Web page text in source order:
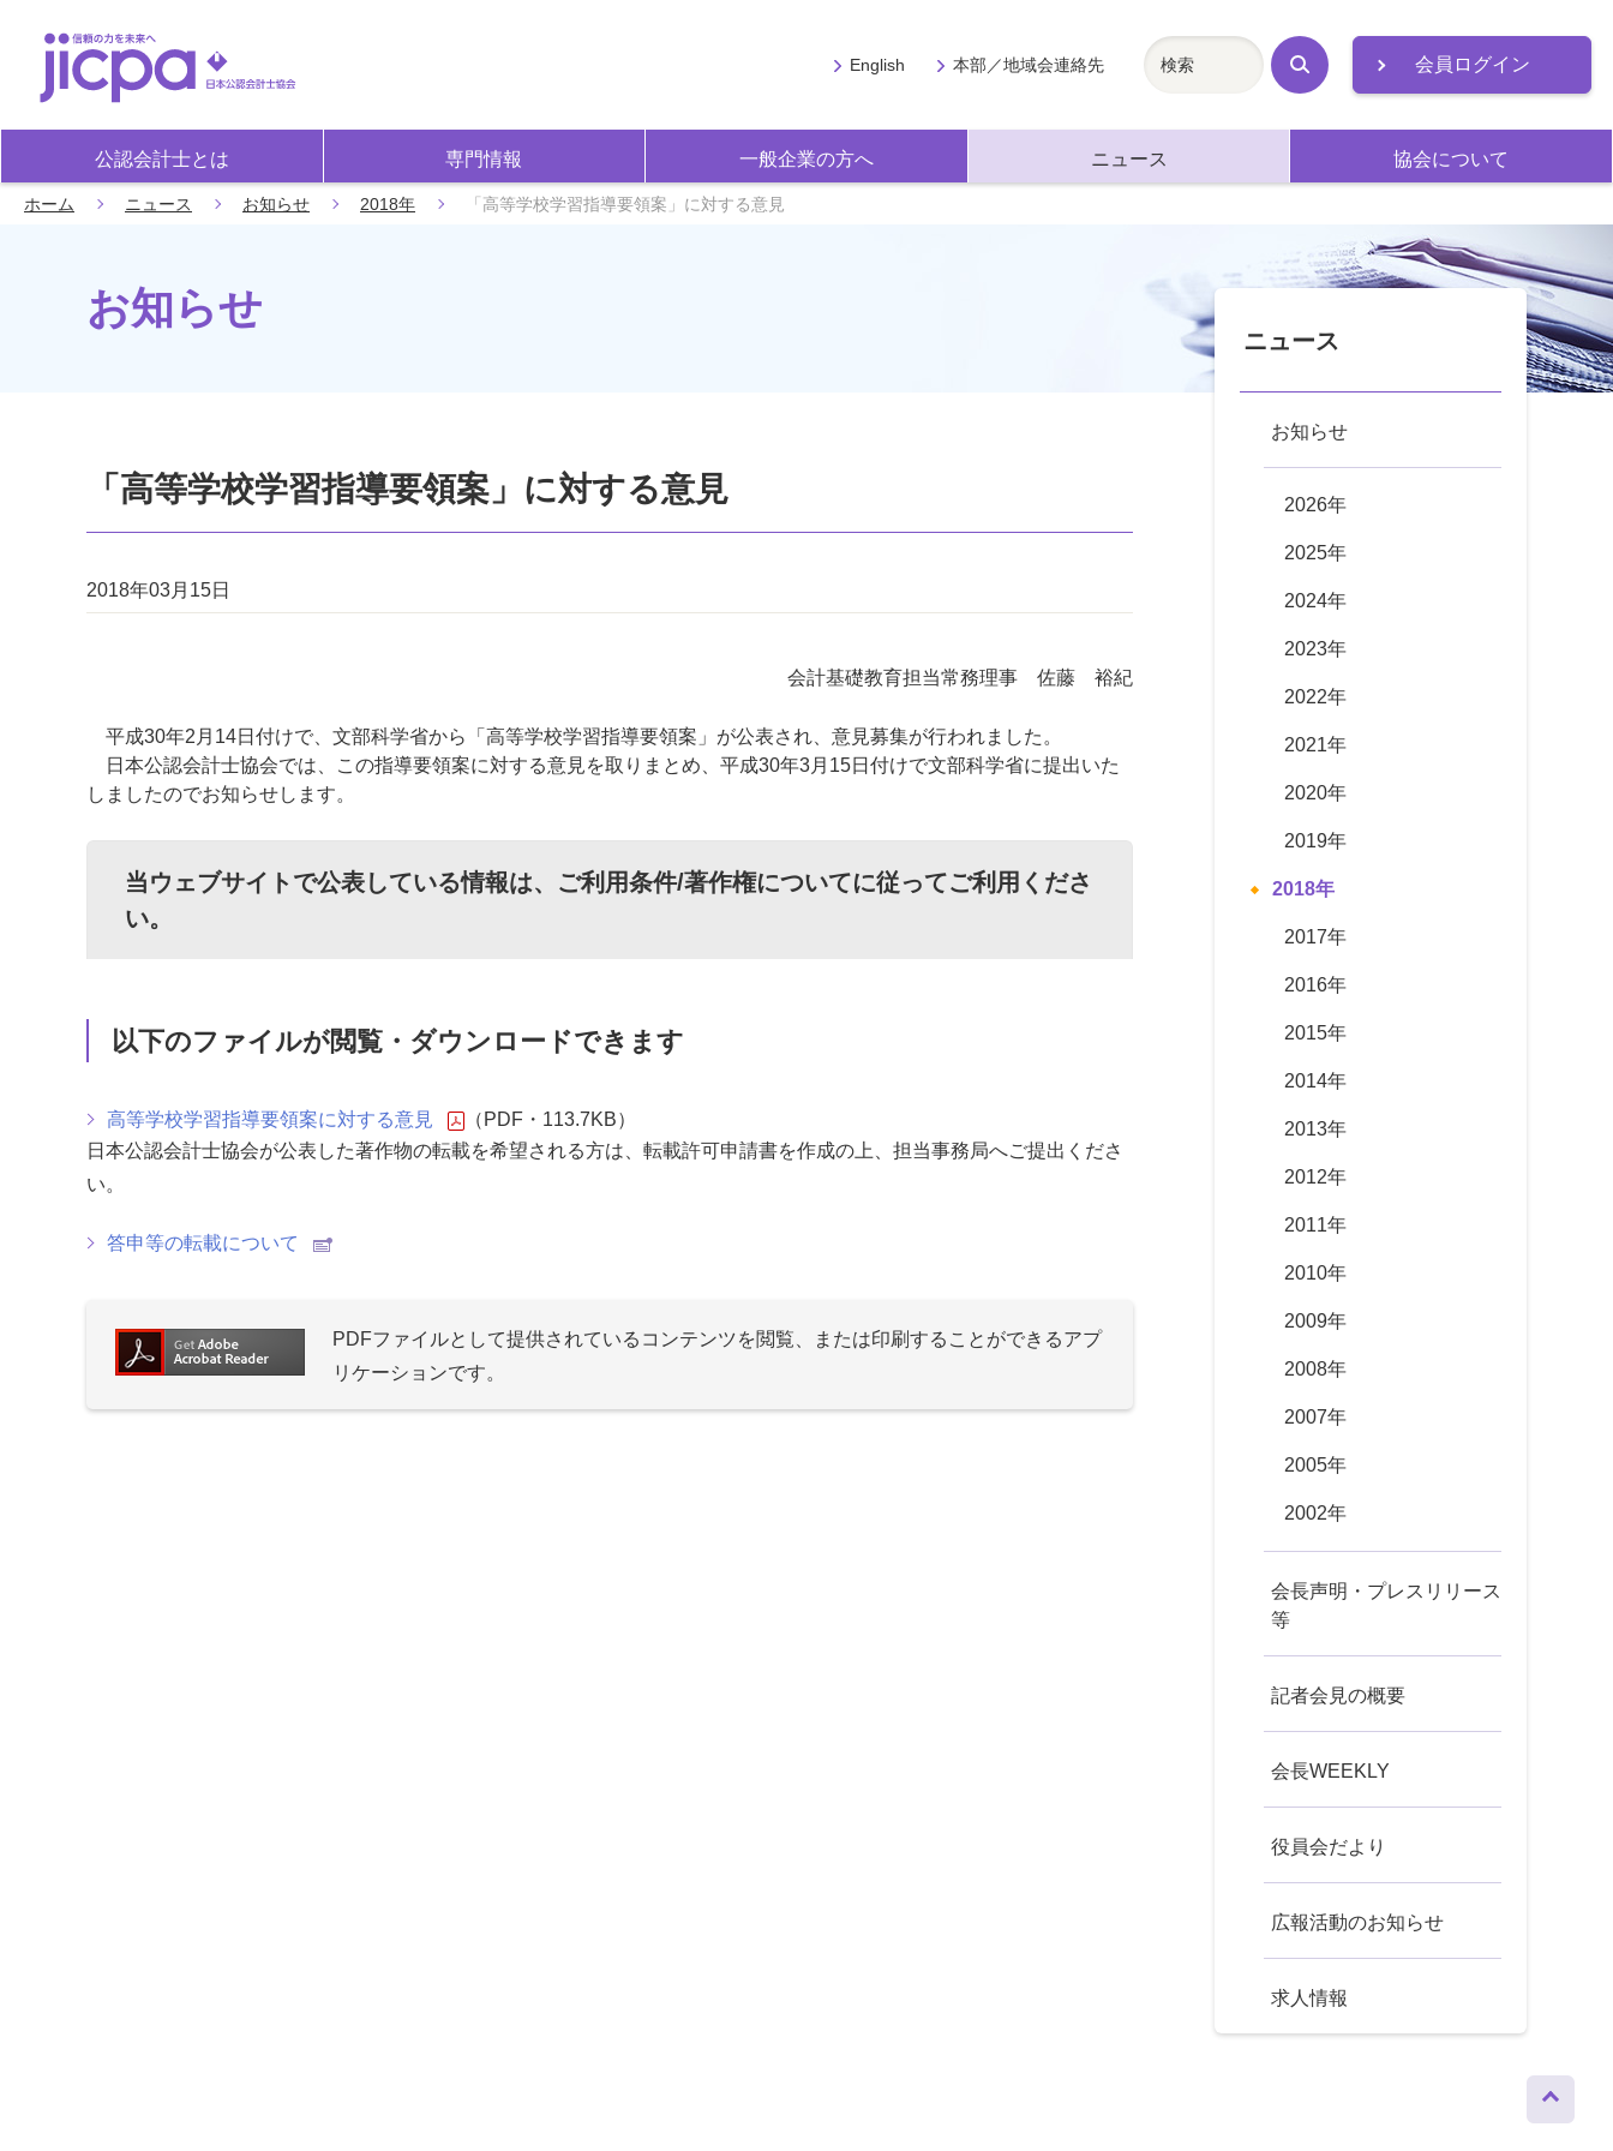
会員ログイン
公認会計士とは 専門情報 一般企業の方へ ニュース 協会について
English 本部／地域会連絡先
検
索
ホーム ニュース お知らせ 2018年 「高等学校学習指導要領案」に対する意見
お知らせ
「高等学校学習指導要領案」に対する意見
2018年03月15日
会計基礎教育担当常務理事 佐藤 裕紀
平成30年2月14日付けで、文部科学省から「高等学校学習指導要領案」が公表され、意見募集が行われました。
日本公認会計士協会では、この指導要領案に対する意見を取りまとめ、平成30年3月15日付けで文部科学省に提出いた
しましたのでお知らせします。
当ウェブサイトで公表している情報は、 ご利用条件/著作権についてに従ってご利用くださ
い。
以下のファイルが閲覧・ダウンロードできます
高等学校学習指導要領案に対する意見
（PDF・113.7KB）
日本公認会計士協会が公表した著作物の転載を希望される方は、転載許可申請書を作成の上、担当事務局へご提出くださ
い。
答申等の転載について
PDFファイルとして提供されているコンテンツを閲覧、または印刷することができるアプ
リケーションです。
ニュース
お知らせ
2026年
2025年
2024年
2023年
2022年
2021年
2020年
2019年
2018年
2017年
2016年
2015年
2014年
2013年
2012年
2011年
2010年
2009年
2008年
2007年
2005年
2002年
会長声明・プレスリリース
等
記者会見の概要
会長WEEKLY
役員会だより
広報活動のお知らせ
求人情報
ップへ